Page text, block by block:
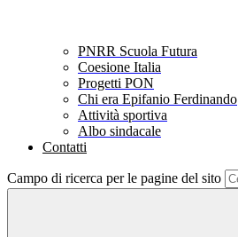
PNRR Scuola Futura
Coesione Italia
Progetti PON
Chi era Epifanio Ferdinando
Attività sportiva
Albo sindacale
Contatti
Campo di ricerca per le pagine del sito